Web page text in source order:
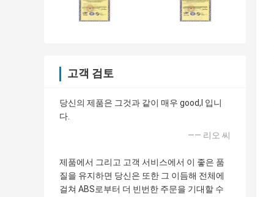
고객 검토
당신의 제품은 그것과 같이 매우 good,I 입니
다.
—— 리오 씨
제품에서 그리고 고객 서비스에서 이 좋은 품
질을 유지하면 당신은 또한 그 이듬해 전체에
걸쳐 ABS로부터 더 빈번한 주문을 기대할 수